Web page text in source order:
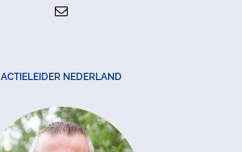
ACTIELEIDER NEDERLAND